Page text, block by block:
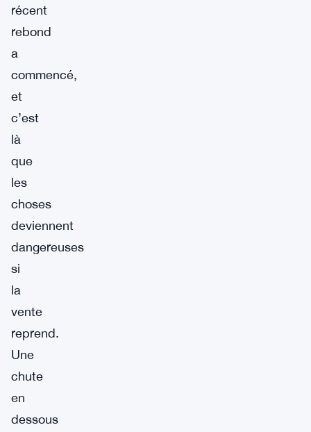
récent
rebond
a
commencé,
et
c’est
là
que
les
choses
deviennent
dangereuses
si
la
vente
reprend.
Une
chute
en
dessous